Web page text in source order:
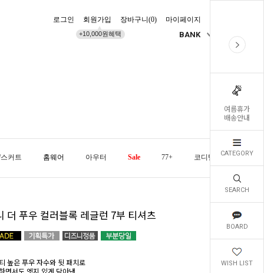
여름휴가
배송안내
CATEGORY
SEARCH
BOARD
WISH LIST
로그인 회원가입
+10,000원혜택
장바구니(0) 마이페이지
BANK
커트 홈웨어 아우터 Sale 77+ 코디템 오늘발송
더 푸우 컬러블록 레글런 7부 티셔츠
높은 푸우 자수와 뒷 패치로
면서도 엣지 있게 담아낸